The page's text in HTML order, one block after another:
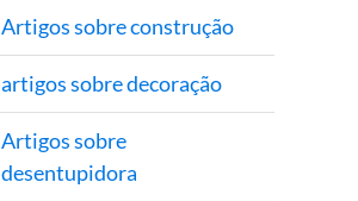
Artigos sobre construção
artigos sobre decoração
Artigos sobre
desentupidora